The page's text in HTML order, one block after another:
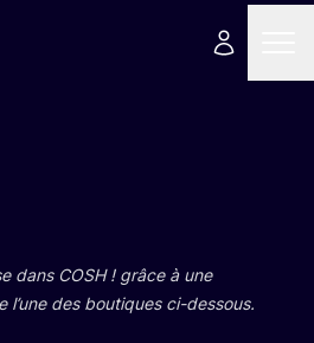
dans COSH! grâce à une
l’une des bou­tiques ci-dessous.